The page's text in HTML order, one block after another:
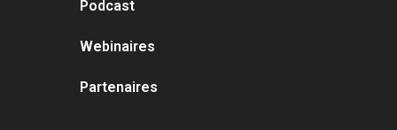
Podcast
Webinaires
Partenaires